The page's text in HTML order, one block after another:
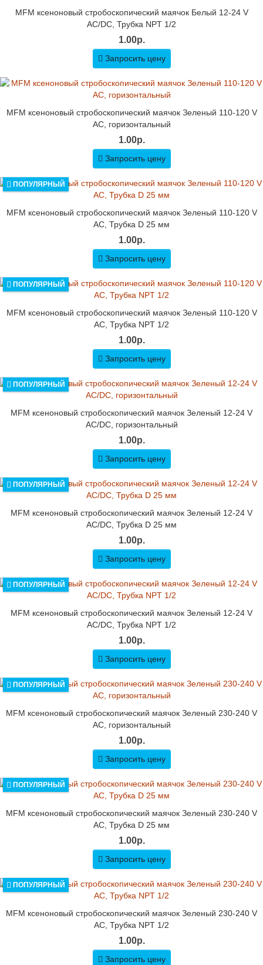
MFM ксеноновый стробоскопический маячок Белый 12-24 V
AC/DC, Трубка NPT 1/2
1.00р.
Запросить цену
MFM ксеноновый стробоскопический маячок Зеленый 110-120 V
AC, горизонтальный
1.00р.
Запросить цену
ПОПУЛЯРНЫЙ
MFM ксеноновый стробоскопический маячок Зеленый 110-120 V
AC, Трубка D 25 мм
1.00р.
Запросить цену
ПОПУЛЯРНЫЙ
MFM ксеноновый стробоскопический маячок Зеленый 110-120 V
AC, Трубка NPT 1/2
1.00р.
Запросить цену
ПОПУЛЯРНЫЙ
MFM ксеноновый стробоскопический маячок Зеленый 12-24 V
AC/DC, горизонтальный
1.00р.
Запросить цену
ПОПУЛЯРНЫЙ
MFM ксеноновый стробоскопический маячок Зеленый 12-24 V
AC/DC, Трубка D 25 мм
1.00р.
Запросить цену
ПОПУЛЯРНЫЙ
MFM ксеноновый стробоскопический маячок Зеленый 12-24 V
AC/DC, Трубка NPT 1/2
1.00р.
Запросить цену
ПОПУЛЯРНЫЙ
MFM ксеноновый стробоскопический маячок Зеленый 230-240 V
AC, горизонтальный
1.00р.
Запросить цену
ПОПУЛЯРНЫЙ
MFM ксеноновый стробоскопический маячок Зеленый 230-240 V
AC, Трубка D 25 мм
1.00р.
Запросить цену
ПОПУЛЯРНЫЙ
MFM ксеноновый стробоскопический маячок Зеленый 230-240 V
AC, Трубка NPT 1/2
1.00р.
Запросить цену